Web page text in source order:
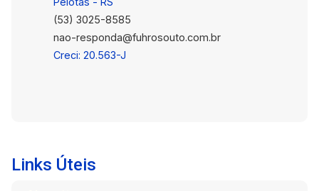
(53) 3025-8585
nao-responda@fuhrosouto.com.br
Creci: 20.563-J
Links Úteis